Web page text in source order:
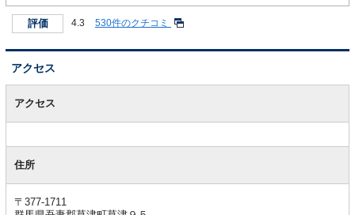
評価 4.3 530件のクチコミ
アクセス
アクセス
住所
〒377-1711